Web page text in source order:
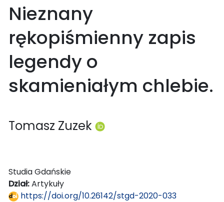
Nieznany
rękopiśmienny zapis
legendy o
skamieniałym chlebie.
Tomasz Zuzek
Studia Gdańskie
Dział:Artykuły
https://doi.org/10.26142/stgd-2020-033